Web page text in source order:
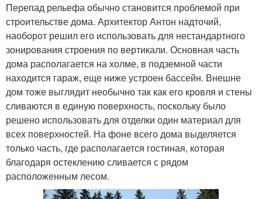
Перепад рельефа обычно становится проблемой при
строительстве дома. Архитектор Антон надточий,
наоборот решил его использовать для нестандартного
зонирования строения по вертикали. Основная часть
дома располагается на холме, в подземной части
находится гараж, еще ниже устроен бассейн. Внешне
дом тоже выглядит необычно так как его кровля и стены
сливаются в единую поверхность, поскольку было
решено использовать для отделки один материал для
всех поверхностей. На фоне всего дома выделяется
только часть, где располагается гостиная, которая
благодаря остеклению сливается с рядом
расположенным лесом.